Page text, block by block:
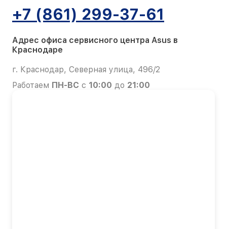
+7 (861) 299-37-61
Адрес офиса сервисного центра Asus в
Краснодаре
г. Краснодар, Северная улица, 496/2
Работаем ПН-ВС с 10:00 до 21:00